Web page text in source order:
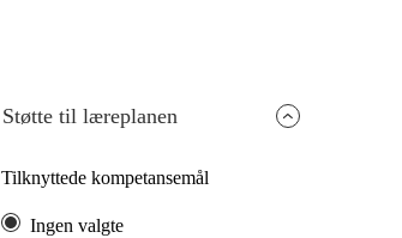
Støtte til læreplanen
Tilknyttede kompetansemål
Ingen valgte